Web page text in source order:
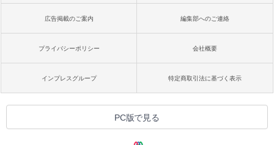
広告掲載のご案内 編集部へのご連絡
プライバシーポリシー 会社概要
インプレスグループ 特定商取引法に基づく表示
PC版で見る